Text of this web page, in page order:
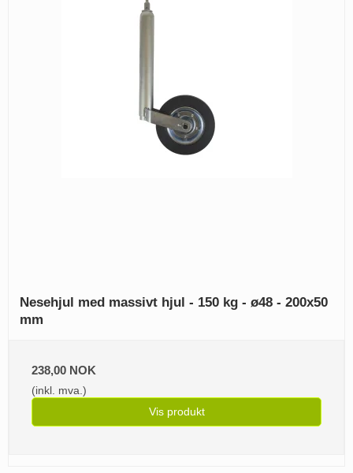
Nesehjul med massivt hjul - 150 kg - ø48 - 200x50
mm
238,00 NOK
(inkl. mva.)
Vis produkt